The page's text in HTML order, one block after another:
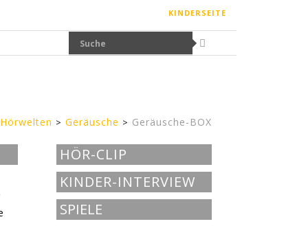
KINDERSEITE
Hörwelten Geräusche Geräusche-BOX
HÖR-CLIP
KINDER-INTERVIEW
SPIELE